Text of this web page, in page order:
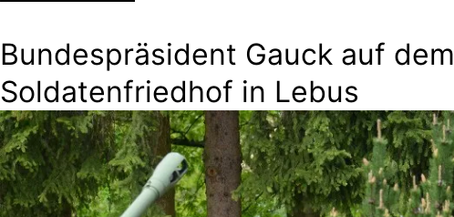
Bundespräsident Gauck auf dem
Soldatenfriedhof in Lebus